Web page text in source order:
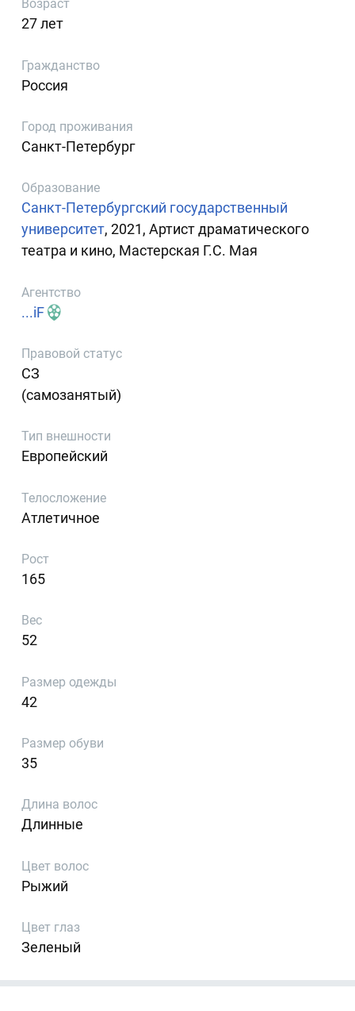
Возраст
27 лет
Гражданство
Россия
Город проживания
Санкт-Петербург
Образование
Санкт-Петербургский государственный
университет, 2021, Артист драматического
театра и кино, Мастерская Г.С. Мая
Агентство
...iF
Правовой статус
СЗ
(самозанятый)
Тип внешности
Европейский
Телосложение
Атлетичное
Рост
165
Вес
52
Размер одежды
42
Размер обуви
35
Длина волос
Длинные
Цвет волос
Рыжий
Цвет глаз
Зеленый